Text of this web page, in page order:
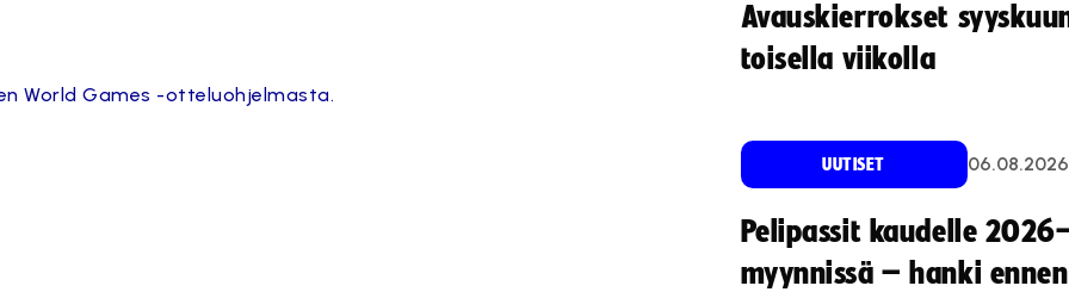
World Games -otteluohjelmasta.
Avauskierrokset
toisella viikolla
UUTISET 06.08.2026
Pelipassit kaudelle
myynnissä – hanki ennen